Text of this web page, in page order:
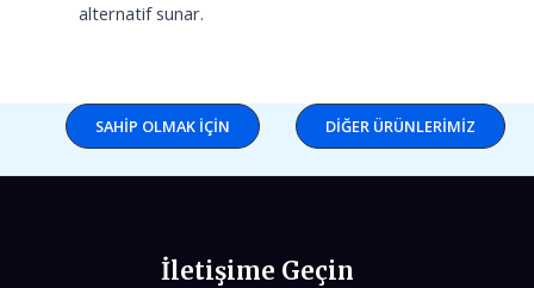
alternatif sunar.
SAHIP OLMAK IÇIN DIĞER ÜRÜNLERIMIZ
İletişime Geçin